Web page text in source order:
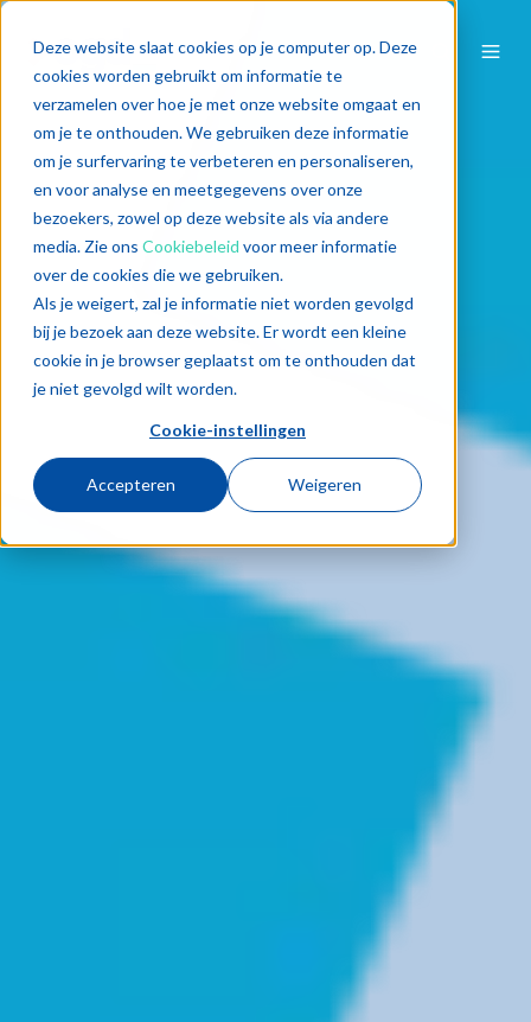
Deze website slaat cookies op je computer op. Deze
cookies worden gebruikt om informatie te
verzamelen over hoe je met onze website omgaat en
om je te onthouden. We gebruiken deze informatie
om je surfervaring te verbeteren en personaliseren,
en voor analyse en meetgegevens over onze
bezoekers, zowel op deze website als via andere
media. Zie ons Cookiebeleid voor meer informatie
over de cookies die we gebruiken.
Als je weigert, zal je informatie niet worden gevolgd
bij je bezoek aan deze website. Er wordt een kleine
cookie in je browser geplaatst om te onthouden dat
je niet gevolgd wilt worden.
Cookie-instellingen
Accepteren Weigeren